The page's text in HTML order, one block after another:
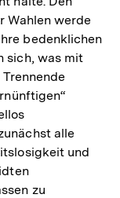
Wahlen werde
bedenklichen
sich, was mit
alle
und
zu